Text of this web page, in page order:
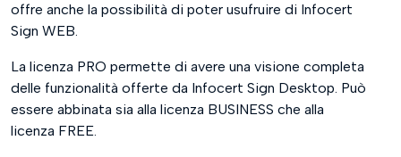
Cifra/Decifra
offre anche la possibilità di poter usufruire di Infocert
Sign WEB.
La licenza PRO permette di avere una visione completa
delle funzionalità offerte da Infocert Sign Desktop. Può
essere abbinata sia alla licenza BUSINESS che alla
licenza FREE.